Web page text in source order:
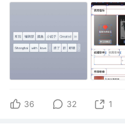
36 32 1